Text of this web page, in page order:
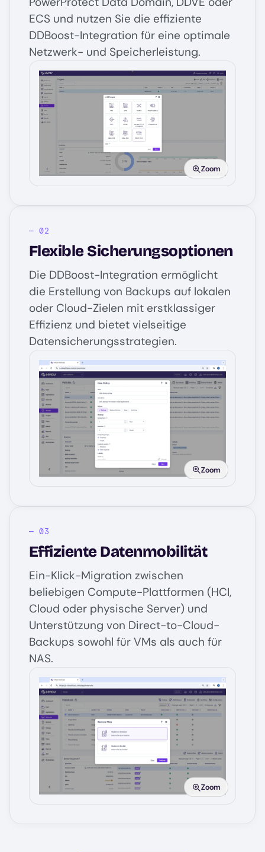
ECS und nutzen Sie die effiziente
DDBoost-Integration für eine optimale
Netzwerk- und Speicherleistung.
Image
Zoom
Flexible Sicherungsoptionen
Die DDBoost-Integration ermöglicht
die Erstellung von Backups auf lokalen
oder Cloud-Zielen mit erstklassiger
Effizienz und bietet vielseitige
Datensicherungsstrategien.
Image
Zoom
Effiziente Datenmobilität
Ein-Klick-Migration zwischen
beliebigen Compute-Plattformen (HCI,
Cloud oder physische Server) und
Unterstützung von Direct-to-Cloud-
Backups sowohl für VMs als auch für
NAS.
Image
Zoom